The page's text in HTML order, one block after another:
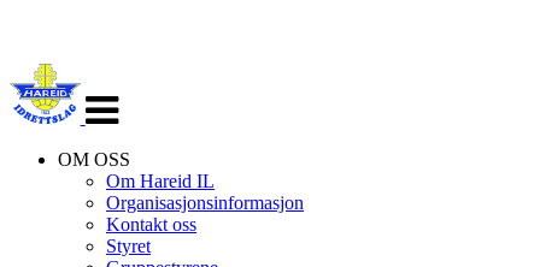
navigasjon
OM OSS
Om Hareid IL
Organisasjonsinformasjon
Kontakt oss
Styret